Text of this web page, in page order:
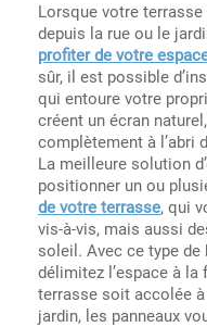
Lorsque votre
depuis la rue ou le
profiter de votre
sûr, il est possible
qui entoure votre
créent un écran
complètement à l’abri
La meilleure solution
positionner un ou
de votre terrasse, qui
vis-à-vis, mais aussi
soleil. Avec ce type de
délimitez l’espace à la
terrasse soit accolée
jardin, les panneaux